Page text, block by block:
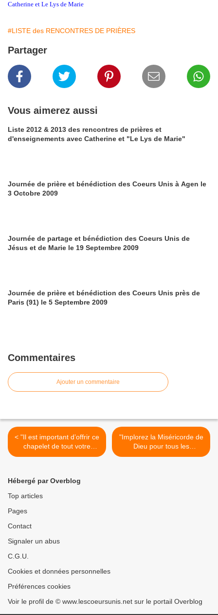
Catherine et Le Lys de Marie
#LISTE des RENCONTRES DE PRIÈRES
Partager
Vous aimerez aussi
Liste 2012 & 2013 des rencontres de prières et
d'enseignements avec Catherine et "Le Lys de Marie"
Journée de prière et bénédiction des Coeurs Unis à Agen le
3 Octobre 2009
Journée de partage et bénédiction des Coeurs Unis de
Jésus et de Marie le 19 Septembre 2009
Journée de prière et bénédiction des Coeurs Unis près de
Paris (91) le 5 Septembre 2009
Commentaires
Ajouter un commentaire
< "Il est important d’offrir ce
chapelet de tout votre
cœur." (8/04/2009) La
"Implorez la Miséricorde de
Dieu pour tous les
continents." (1/08/2009) La
Hébergé par Overblog
Top articles
Pages
Contact
Signaler un abus
C.G.U.
Cookies et données personnelles
Préférences cookies
Voir le profil de © www.lescoeursunis.net sur le portail Overblog